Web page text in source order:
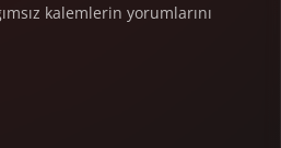
kalemlerin yorumlarını